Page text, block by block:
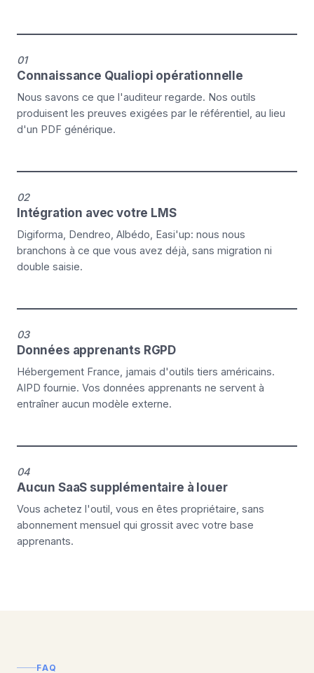
01
Connaissance Qualiopi opérationnelle
Nous savons ce que l'auditeur regarde. Nos outils
produisent les preuves exigées par le référentiel, au lieu
d'un PDF générique.
02
Intégration avec votre LMS
Digiforma, Dendreo, Albédo, Easi'up: nous nous
branchons à ce que vous avez déjà, sans migration ni
double saisie.
03
Données apprenants RGPD
Hébergement France, jamais d'outils tiers américains.
AIPD fournie. Vos données apprenants ne servent à
entraîner aucun modèle externe.
04
Aucun SaaS supplémentaire à louer
Vous achetez l'outil, vous en êtes propriétaire, sans
abonnement mensuel qui grossit avec votre base
apprenants.
FAQ